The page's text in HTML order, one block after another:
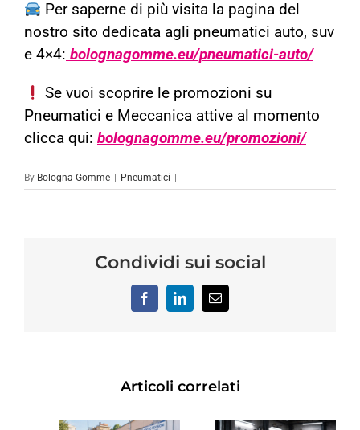
Per saperne di più visita la pagina del
nostro sito dedicata agli pneumatici auto, suv
e 4×4: bolognagomme.eu/pneumatici-auto/
Se vuoi scoprire le promozioni su
Pneumatici e Meccanica attive al momento
clicca qui: bolognagomme.eu/promozioni/
By Bologna Gomme Pneumatici
Condividi sui social
FacebookLinkedInEmail
Articoli correlati
REVISIONE